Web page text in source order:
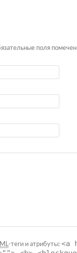
поля
-теги и атрибуты: <a